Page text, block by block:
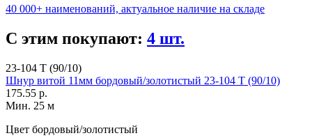
40 000+ наименований, актуальное наличие на складе
С этим покупают: 4 шт.
23-104 T (90/10)
Шнур витой 11мм бордовый/золотистый 23-104 T (90/10)
175.55 р.
Мин. 25 м
Цвет бордовый/золотистый